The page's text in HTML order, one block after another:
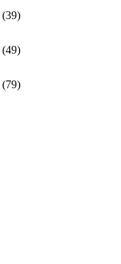
(39)
(49)
(79)